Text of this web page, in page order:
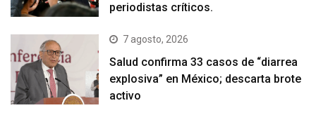
periodistas críticos.
7 agosto, 2026
Salud confirma 33 casos de “diarrea
explosiva” en México; descarta brote
activo